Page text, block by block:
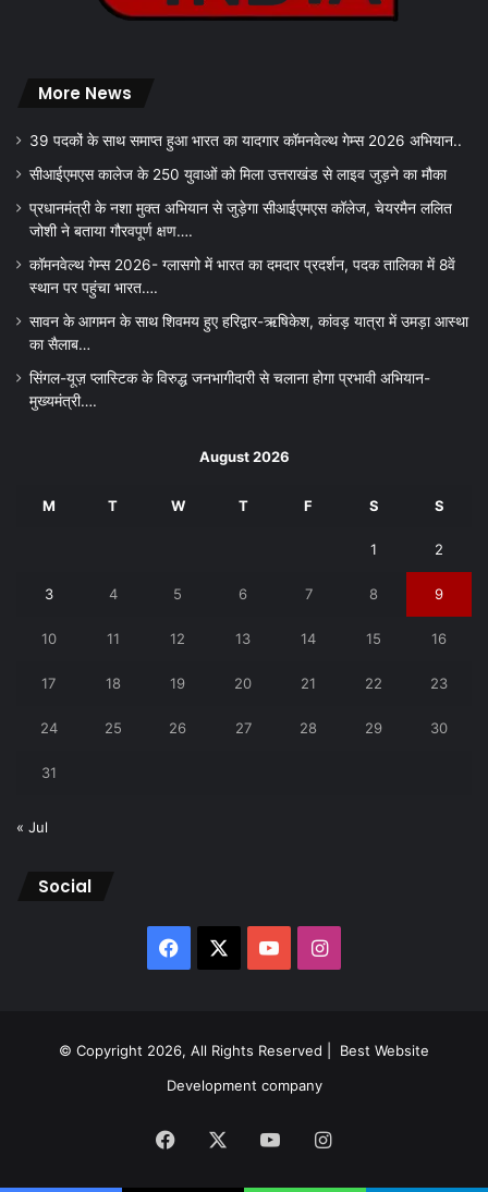
More News
39 पदकों के साथ समाप्त हुआ भारत का यादगार कॉमनवेल्थ गेम्स 2026 अभियान..
सीआईएमएस कालेज के 250 युवाओं को मिला उत्तराखंड से लाइव जुड़ने का मौका
प्रधानमंत्री के नशा मुक्त अभियान से जुड़ेगा सीआईएमएस कॉलेज, चेयरमैन ललित
जोशी ने बताया गौरवपूर्ण क्षण….
कॉमनवेल्थ गेम्स 2026- ग्लासगो में भारत का दमदार प्रदर्शन, पदक तालिका में 8वें
स्थान पर पहुंचा भारत….
सावन के आगमन के साथ शिवमय हुए हरिद्वार-ऋषिकेश, कांवड़ यात्रा में उमड़ा आस्था
का सैलाब…
सिंगल-यूज़ प्लास्टिक के विरुद्ध जनभागीदारी से चलाना होगा प्रभावी अभियान-
मुख्यमंत्री….
August 2026
M T W T F S S
1 2
3 4 5 6 7 8 9
10 11 12 13 14 15 16
17 18 19 20 21 22 23
24 25 26 27 28 29 30
31
« Jul
Social
Facebook YouTubeInstagram
© Copyright 2026, All Rights Reserved | Best Website
Development company
Facebook YouTubeInstagram